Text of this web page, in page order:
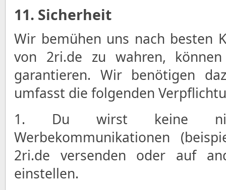
11. Sicherheit
Wir bemühen uns nach besten
von 2ri.de zu wahren,
garantieren. Wir benötigen
umfasst die folgenden
1. Du wirst keine
Werbekommunikationen
2ri.de versenden oder auf
einstellen.